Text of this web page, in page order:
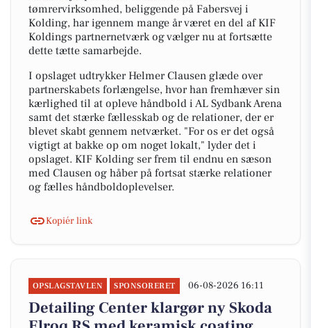
tømrervirksomhed, beliggende på Fabersvej i
Kolding, har igennem mange år været en del af KIF
Koldings partnernetværk og vælger nu at fortsætte
dette tætte samarbejde.
I opslaget udtrykker Helmer Clausen glæde over
partnerskabets forlængelse, hvor han fremhæver sin
kærlighed til at opleve håndbold i AL Sydbank Arena
samt det stærke fællesskab og de relationer, der er
blevet skabt gennem netværket. "For os er det også
vigtigt at bakke op om noget lokalt," lyder det i
opslaget. KIF Kolding ser frem til endnu en sæson
med Clausen og håber på fortsat stærke relationer
og fælles håndboldoplevelser.
Kopiér link
OPSLAGSTAVLEN SPONSORERET 06-08-2026 16:11
Detailing Center klargør ny Skoda